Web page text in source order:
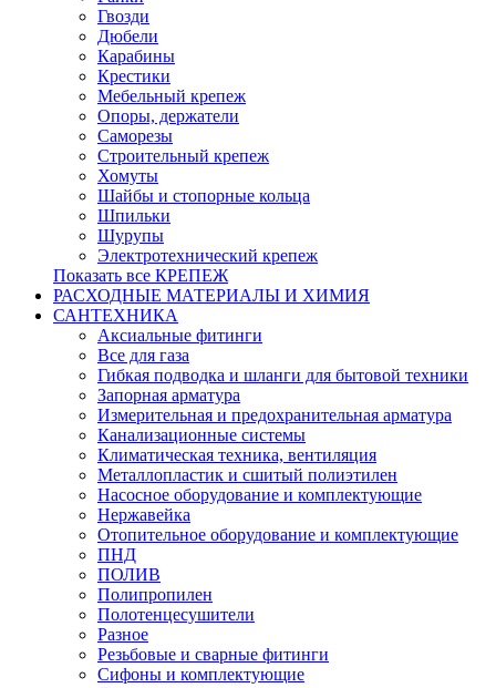
Гвозди
Дюбели
Карабины
Крестики
Мебельный крепеж
Опоры, держатели
Саморезы
Строительный крепеж
Хомуты
Шайбы и стопорные кольца
Шпильки
Шурупы
Электротехнический крепеж
Показать все КРЕПЕЖ
РАСХОДНЫЕ МАТЕРИАЛЫ И ХИМИЯ
САНТЕХНИКА
Аксиальные фитинги
Все для газа
Гибкая подводка и шланги для бытовой техники
Запорная арматура
Измерительная и предохранительная арматура
Канализационные системы
Климатическая техника, вентиляция
Металлопластик и сшитый полиэтилен
Насосное оборудование и комплектующие
Нержавейка
Отопительное оборудование и комплектующие
ПНД
ПОЛИВ
Полипропилен
Полотенцесушители
Разное
Резьбовые и сварные фитинги
Сифоны и комплектующие